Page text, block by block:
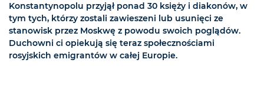
Konstantynopolu przyjął ponad 30 księży i diakonów, w
tym tych, którzy zostali zawieszeni lub usunięci ze
stanowisk przez Moskwę z powodu swoich poglądów.
Duchowni ci opiekują się teraz społecznościami
rosyjskich emigrantów w całej Europie.